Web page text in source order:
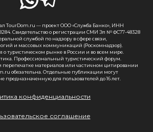
TourDom.ru — проект ООО «Служба Банко», ИНН
Свидетельство о регистрации СМИ Эл № ФС77-48328
службой по надзору в сфере связи,
и массовых коммуникаций (Роскомнадзор).
туристическом рынке в России и во всем мире.
Профессиональный туристический форум.
материалов или частичном цитировании
обязательна. Отдельные публикации могут
предназначенную для пользователей до 16 лет.
конфиденциальности
соглашение